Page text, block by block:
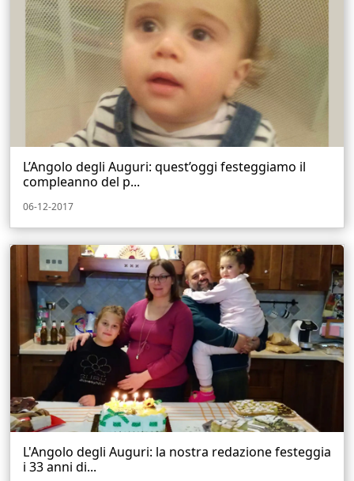
L’Angolo degli Auguri: quest’oggi festeggiamo il
compleanno del p...
06-12-2017
L'Angolo degli Auguri: la nostra redazione festeggia
i 33 anni di...